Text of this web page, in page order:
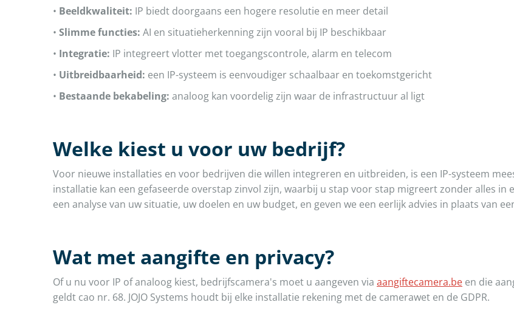
• Beeldkwaliteit: IP biedt doorgaans een hogere resolutie en meer detail
• Slimme functies: AI en situatieherkenning zijn vooral bij IP beschikbaar
• Integratie: IP integreert vlotter met toegangscontrole, alarm en telecom
• Uitbreidbaarheid: een IP-systeem is eenvoudiger schaalbaar en toekomstgericht
• Bestaande bekabeling: analoog kan voordelig zijn waar de infrastructuur al ligt
Welke kiest u voor uw bedrijf?
Voor nieuwe installaties en voor bedrijven die willen integreren en uitbreiden, is een IP-systeem
installatie kan een gefaseerde overstap zinvol zijn, waarbij u stap voor stap migreert zonder alles in
een analyse van uw situatie, uw doelen en uw budget, en geven we een eerlijk advies in plaats van
Wat met aangifte en privacy?
Of u nu voor IP of analoog kiest, bedrijfscamera's moet u aangeven via aangiftecamera.be en die
geldt cao nr. 68. JOJO Systems houdt bij elke installatie rekening met de camerawet en de GDPR.